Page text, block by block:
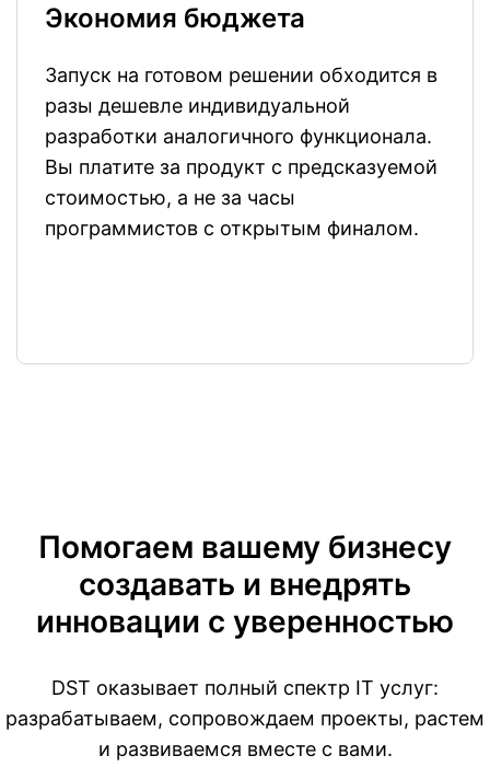
Экономия бюджета
Запуск на готовом решении обходится в
разы дешевле индивидуальной
разработки аналогичного функционала.
Вы платите за продукт с предсказуемой
стоимостью, а не за часы
программистов с открытым финалом.
Помогаем вашему бизнесу
создавать и внедрять
инновации с уверенностью
DST оказывает полный спектр IT услуг:
разрабатываем, сопровождаем проекты, растем
и развиваемся вместе с вами.